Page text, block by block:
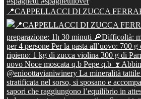
📍CAPPELLACCI DI ZUCCA